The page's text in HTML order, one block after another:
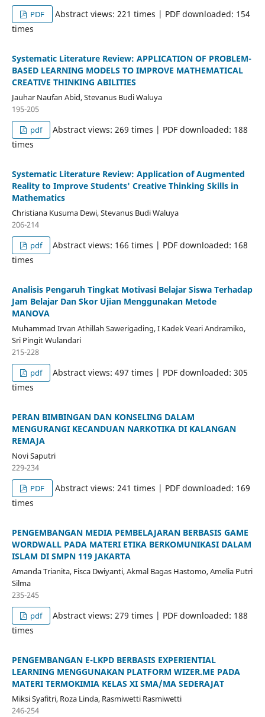
PDF
Abstract views: 221 times | PDF downloaded: 154
times
Systematic Literature Review: APPLICATION OF PROBLEM-
BASED LEARNING MODELS TO IMPROVE MATHEMATICAL
CREATIVE THINKING ABILITIES
Jauhar Naufan Abid, Stevanus Budi Waluya
195-205
pdf
Abstract views: 269 times | PDF downloaded: 188
times
Systematic Literature Review: Application of Augmented
Reality to Improve Students' Creative Thinking Skills in
Mathematics
Christiana Kusuma Dewi, Stevanus Budi Waluya
206-214
pdf
Abstract views: 166 times | PDF downloaded: 168
times
Analisis Pengaruh Tingkat Motivasi Belajar Siswa Terhadap
Jam Belajar Dan Skor Ujian Menggunakan Metode
MANOVA
Muhammad Irvan Athillah Sawerigading, I Kadek Veari Andramiko,
Sri Pingit Wulandari
215-228
pdf
Abstract views: 497 times | PDF downloaded: 305
times
PERAN BIMBINGAN DAN KONSELING DALAM
MENGURANGI KECANDUAN NARKOTIKA DI KALANGAN
REMAJA
Novi Saputri
229-234
PDF
Abstract views: 241 times | PDF downloaded: 169
times
PENGEMBANGAN MEDIA PEMBELAJARAN BERBASIS GAME
WORDWALL PADA MATERI ETIKA BERKOMUNIKASI DALAM
ISLAM DI SMPN 119 JAKARTA
Amanda Trianita, Fisca Dwiyanti, Akmal Bagas Hastomo, Amelia Putri
Silma
235-245
pdf
Abstract views: 279 times | PDF downloaded: 188
times
PENGEMBANGAN E-LKPD BERBASIS EXPERIENTIAL
LEARNING MENGGUNAKAN PLATFORM WIZER.ME PADA
MATERI TERMOKIMIA KELAS XI SMA/MA SEDERAJAT
Miksi Syafitri, Roza Linda, Rasmiwetti Rasmiwetti
246-254